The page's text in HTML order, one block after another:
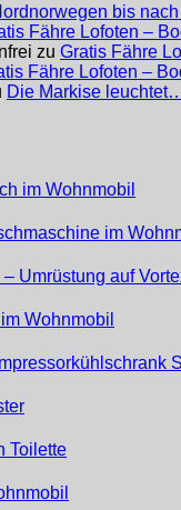
bis
Fähre Lofoten –
zu Gratis Fähre
Fähre Lofoten –
Die Markise
im Wohnmobil
im
Umrüstung auf
Wohnmobil
Toilette